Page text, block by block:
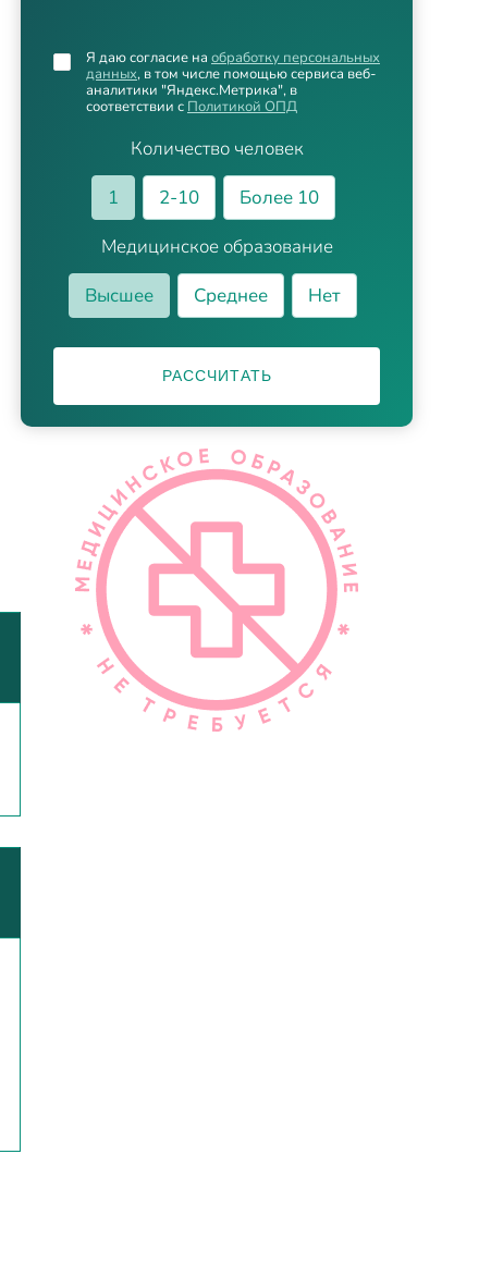
Количество человек
1
2-10
Более 10
Медицинское образование
Высшее
Среднее Нет
Я даю согласие на обработку персональных
данных, в том числе помощью сервиса веб-
аналитики "Яндекс.Метрика", в
соответствии с Политикой ОПД
РАССЧИТАТЬ